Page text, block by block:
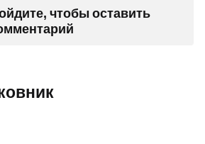
чтобы оставить